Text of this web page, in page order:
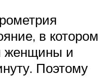
в котором
женщины и
Поэтому